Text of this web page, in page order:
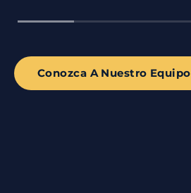
Conozca A Nuestro Equipo